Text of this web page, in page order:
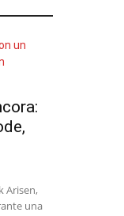
Arisen,
una